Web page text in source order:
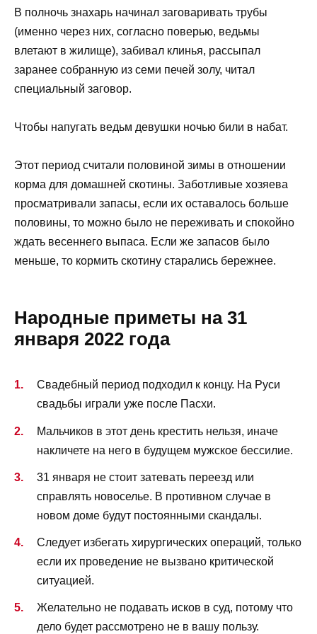
В полночь знахарь начинал заговаривать трубы
(именно через них, согласно поверью, ведьмы
влетают в жилище), забивал клинья, рассыпал
заранее собранную из семи печей золу, читал
специальный заговор.
Чтобы напугать ведьм девушки ночью били в набат.
Этот период считали половиной зимы в отношении
корма для домашней скотины. Заботливые хозяева
просматривали запасы, если их оставалось больше
половины, то можно было не переживать и спокойно
ждать весеннего выпаса. Если же запасов было
меньше, то кормить скотину старались бережнее.
Народные приметы на 31
января 2022 года
Свадебный период подходил к концу. На Руси
свадьбы играли уже после Пасхи.
Мальчиков в этот день крестить нельзя, иначе
накличете на него в будущем мужское бессилие.
31 января не стоит затевать переезд или
справлять новоселье. В противном случае в
новом доме будут постоянными скандалы.
Следует избегать хирургических операций, только
если их проведение не вызвано критической
ситуацией.
Желательно не подавать исков в суд, потому что
дело будет рассмотрено не в вашу пользу.